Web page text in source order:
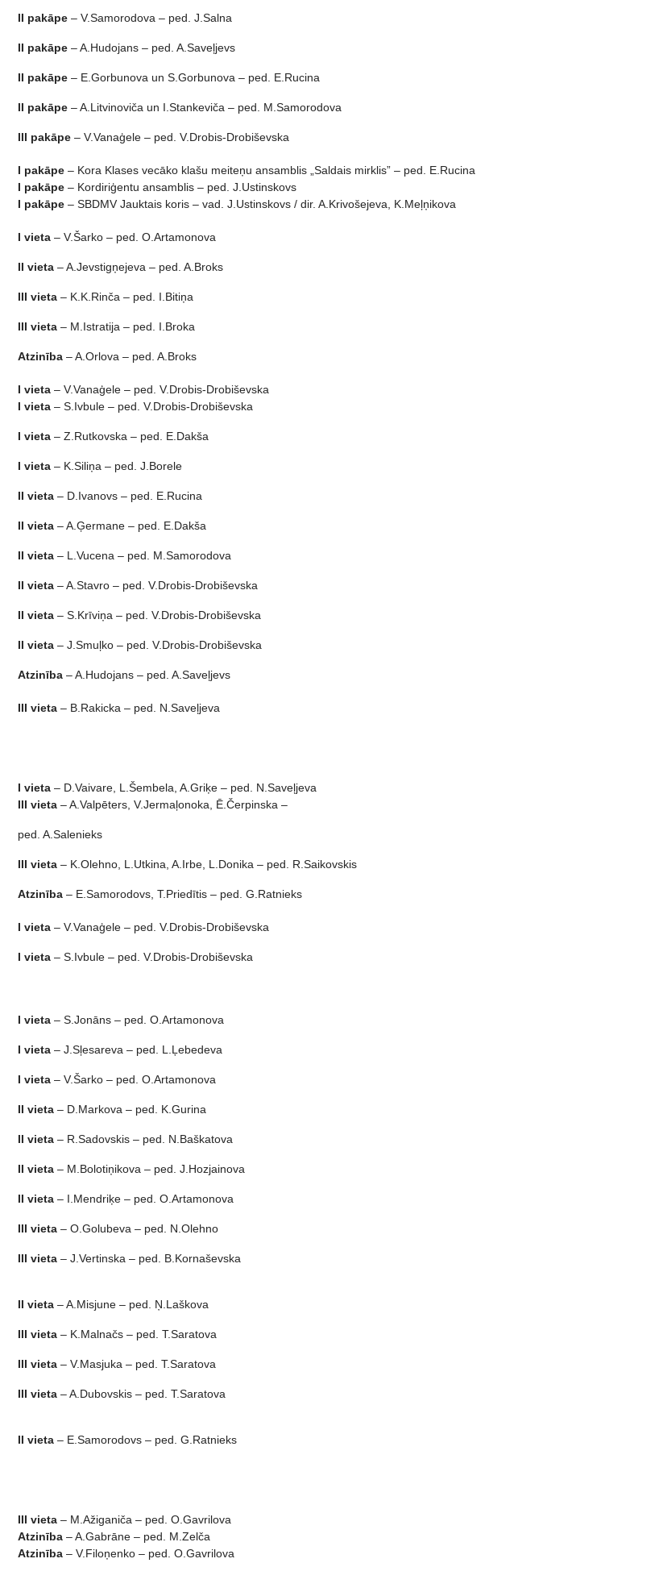
II pakāpe – V.Samorodova – ped. J.Salna
II pakāpe – A.Hudojans – ped. A.Saveļjevs
II pakāpe – E.Gorbunova un S.Gorbunova – ped. E.Rucina
II pakāpe – A.Litvinoviča un I.Stankeviča – ped. M.Samorodova
III pakāpe – V.Vanaģele – ped. V.Drobis-Drobiševska
I pakāpe – Kora Klases vecāko klašu meiteņu ansamblis „Saldais mirklis” – ped. E.Rucina
I pakāpe – Kordiriģentu ansamblis – ped. J.Ustinskovs
I pakāpe – SBDMV Jauktais koris – vad. J.Ustinskovs / dir. A.Krivošejeva, K.Meļņikova
I vieta – V.Šarko – ped. O.Artamonova
II vieta – A.Jevstigņejeva – ped. A.Broks
III vieta – K.K.Rinča – ped. I.Bitiņa
III vieta – M.Istratija – ped. I.Broka
Atzinība – A.Orlova – ped. A.Broks
I vieta – V.Vanaģele – ped. V.Drobis-Drobiševska
I vieta – S.Ivbule – ped. V.Drobis-Drobiševska
I vieta – Z.Rutkovska – ped. E.Dakša
I vieta – K.Siliņa – ped. J.Borele
II vieta – D.Ivanovs – ped. E.Rucina
II vieta – A.Ģermane – ped. E.Dakša
II vieta – L.Vucena – ped. M.Samorodova
II vieta – A.Stavro – ped. V.Drobis-Drobiševska
II vieta – S.Krīviņa – ped. V.Drobis-Drobiševska
II vieta – J.Smuļko – ped. V.Drobis-Drobiševska
Atzinība – A.Hudojans – ped. A.Saveļjevs
III vieta – B.Rakicka – ped. N.Saveļjeva
I vieta – D.Vaivare, L.Šembela, A.Griķe – ped. N.Saveļjeva
III vieta – A.Valpēters, V.Jermaļonoka, Ē.Čerpinska –
ped. A.Salenieks
III vieta – K.Olehno, L.Utkina, A.Irbe, L.Donika – ped. R.Saikovskis
Atzinība – E.Samorodovs, T.Priedītis – ped. G.Ratnieks
I vieta – V.Vanaģele – ped. V.Drobis-Drobiševska
I vieta – S.Ivbule – ped. V.Drobis-Drobiševska
I vieta – S.Jonāns – ped. O.Artamonova
I vieta – J.Sļesareva – ped. L.Ļebedeva
I vieta – V.Šarko – ped. O.Artamonova
II vieta – D.Markova – ped. K.Gurina
II vieta – R.Sadovskis – ped. N.Baškatova
II vieta – M.Bolotiņikova – ped. J.Hozjainova
II vieta – I.Mendriķe – ped. O.Artamonova
III vieta – O.Golubeva – ped. N.Olehno
III vieta – J.Vertinska – ped. B.Kornaševska
II vieta – A.Misjune – ped. Ņ.Laškova
III vieta – K.Malnačs – ped. T.Saratova
III vieta – V.Masjuka – ped. T.Saratova
III vieta – A.Dubovskis – ped. T.Saratova
II vieta – E.Samorodovs – ped. G.Ratnieks
III vieta – M.Ažiganiča – ped. O.Gavrilova
Atzinība – A.Gabrāne – ped. M.Zelča
Atzinība – V.Filoņenko – ped. O.Gavrilova